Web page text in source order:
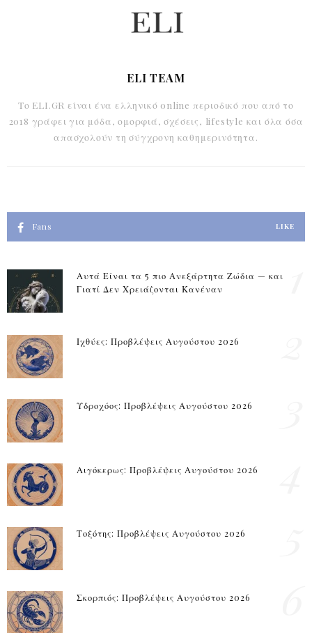
ELI TEAM
Το ELI.GR είναι ένα ελληνικό online περιοδικό που από το
2018 γράφει για μόδα, ομορφιά, σχέσεις, lifestyle και όλα όσα
απασχολούν τη σύγχρονη καθημερινότητα.
Fans LIKE
Αυτά Είναι τα 5 πιο Ανεξάρτητα Ζώδια — και
Γιατί Δεν Χρειάζονται Κανέναν
Ιχθύες: Προβλέψεις Αυγούστου 2026
Υδροχόος: Προβλέψεις Αυγούστου 2026
Αιγόκερως: Προβλέψεις Αυγούστου 2026
Τοξότης: Προβλέψεις Αυγούστου 2026
Σκορπιός: Προβλέψεις Αυγούστου 2026